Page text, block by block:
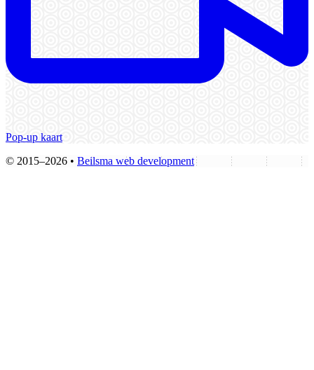
Pop-up kaart
© 2015–2026 • Beilsma web development